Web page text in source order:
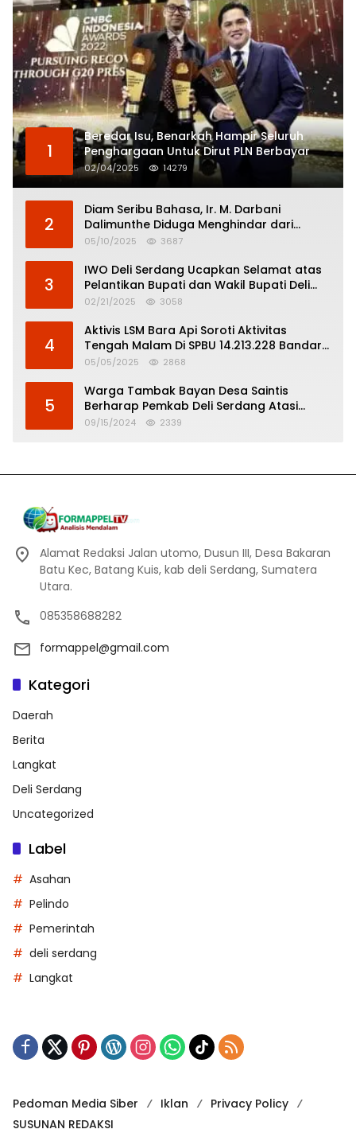
1
Beredar Isu, Benarkah Hampir Seluruh
Penghargaan Untuk Dirut PLN Berbayar
02/04/2025 14279
2
Diam Seribu Bahasa, Ir. M. Darbani
Dalimunthe Diduga Menghindar dari
Pertanggungjawaban Politik
05/10/2025 3687
3
IWO Deli Serdang Ucapkan Selamat atas
Pelantikan Bupati dan Wakil Bupati Deli
Serdang
02/21/2025 3058
4
Aktivis LSM Bara Api Soroti Aktivitas
Tengah Malam Di SPBU 14.213.228 Bandar
Tinggi
05/05/2025 2868
5
Warga Tambak Bayan Desa Saintis
Berharap Pemkab Deli Serdang Atasi
Banjir
09/15/2024 2339
Alamat Redaksi Jalan utomo, Dusun III, Desa Bakaran
Batu Kec, Batang Kuis, kab deli Serdang, Sumatera
Utara.
085358688282
formappel@gmail.com
Kategori
Daerah
Berita
Langkat
Deli Serdang
Uncategorized
Label
Asahan
Pelindo
Pemerintah
deli serdang
Langkat
Pedoman Media Siber Iklan
Privacy Policy
SUSUNAN REDAKSI